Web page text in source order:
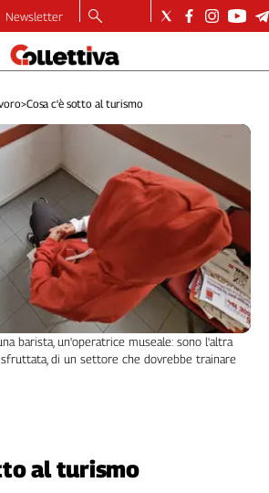
Newsletter
>Cosa c'è sotto al turismo
al turismo
barista, un'operatrice museale: sono l'altra
sfruttata, di un settore che dovrebbe trainare